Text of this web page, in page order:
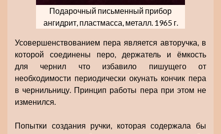
Подарочный письменный прибор
ангидрит, пластмасса, металл. 1965 г.
Усовершенствованием пера является авторучка, в
которой соединены перо, держатель и ёмкость
для чернил что избавило пишущего от
необходимости периодически окунать кончик пера
в чернильницу. Принцип работы пера при этом не
изменился.
Попытки создания ручки, которая содержала бы